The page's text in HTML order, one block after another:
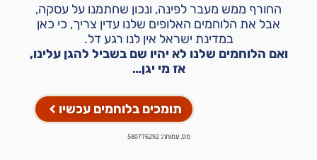
החורף ממש מעבר לפינה, ונכון שחתמנו על עסקה,
אבל את הלוחמים האלופים שלנו עדין צריך, כי כאן
במדינת ישראל אין לנו רגע דל.
ואם הלוחמים שלנו לא יהיו שם בשביל להגן עלינו,
אז מי יגן…
תומכים בלוחמים עכשיו
מס. עמותה: 580776292